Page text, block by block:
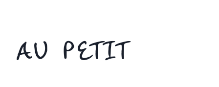
AU PETIT